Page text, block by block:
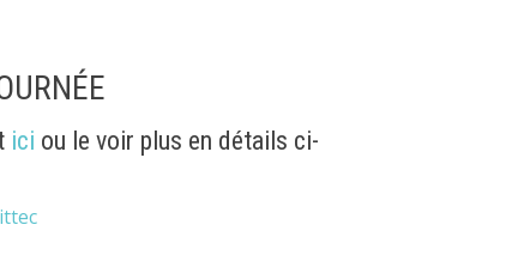
ici ou le voir plus en détails ci-